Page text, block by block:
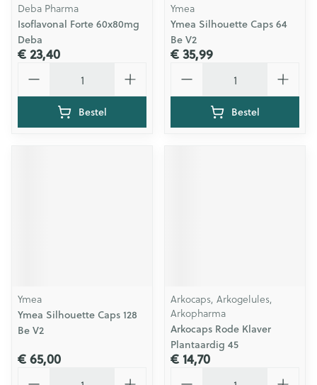
Deba Pharma
Isoflavonal Forte 60x80mg
Deba
€ 23,40
Bestel
Ymea
Ymea Silhouette Caps 64
Be V2
€ 35,99
Bestel
Ymea
Ymea Silhouette Caps 128
Be V2
€ 65,00
Arkocaps, Arkogelules,
Arkopharma
Arkocaps Rode Klaver
Plantaardig 45
€ 14,70